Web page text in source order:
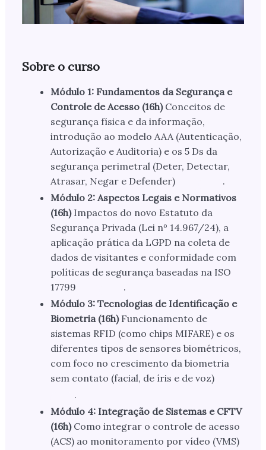
Sobre o curso
Módulo 1: Fundamentos da Segurança e
Controle de Acesso (16h) Conceitos de
segurança física e da informação,
introdução ao modelo AAA (Autenticação,
Autorização e Auditoria) e os 5 Ds da
segurança perimetral (Deter, Detectar,
Atrasar, Negar e Defender)
.
Módulo 2: Aspectos Legais e Normativos
(16h) Impactos do novo Estatuto da
Segurança Privada (Lei nº 14.967/24), a
aplicação prática da LGPD na coleta de
dados de visitantes e conformidade com
políticas de segurança baseadas na ISO
17799
.
Módulo 3: Tecnologias de Identificação e
Biometria (16h) Funcionamento de
sistemas RFID (como chips MIFARE) e os
diferentes tipos de sensores biométricos,
com foco no crescimento da biometria
sem contato (facial, de íris e de voz)
.
Módulo 4: Integração de Sistemas e CFTV
(16h) Como integrar o controle de acesso
(ACS) ao monitoramento por vídeo (VMS)